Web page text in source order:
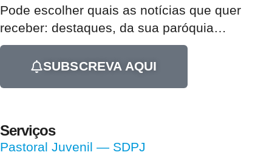
Pode escolher quais as notícias que quer
receber: destaques, da sua paróquia…
SUBSCREVA AQUI
Serviços
Pastoral Juvenil — SDPJ